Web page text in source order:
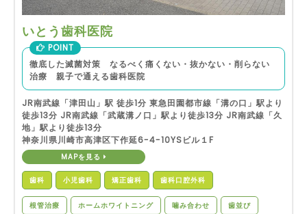
いとう歯科医院
POINT
徹底した滅菌対策 なるべく痛くない・抜かない・削らない
治療 親子で通える歯科医院
JR南武線「津田山」駅 徒歩1分 東急田園都市線「溝の口」駅より
徒歩13分 JR南武線「武蔵溝ノ口」駅より徒歩13分 JR南武線「久
地」駅より徒歩13分
神奈川県川崎市高津区下作延6-4-10YSビル１F
MAPを見る
歯科 小児歯科 矯正歯科 歯科口腔外科
根管治療 ホームホワイトニング 噛み合わせ 歯並び